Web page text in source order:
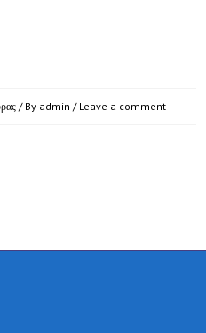
/ By admin / Leave a comment